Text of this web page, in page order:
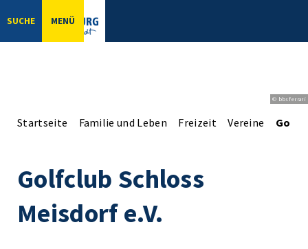
SUCHE MENÜ
© bbsferrari
Startseite Familie und Leben Freizeit Vereine
Golfclub Schloss
Meisdorf e.V.